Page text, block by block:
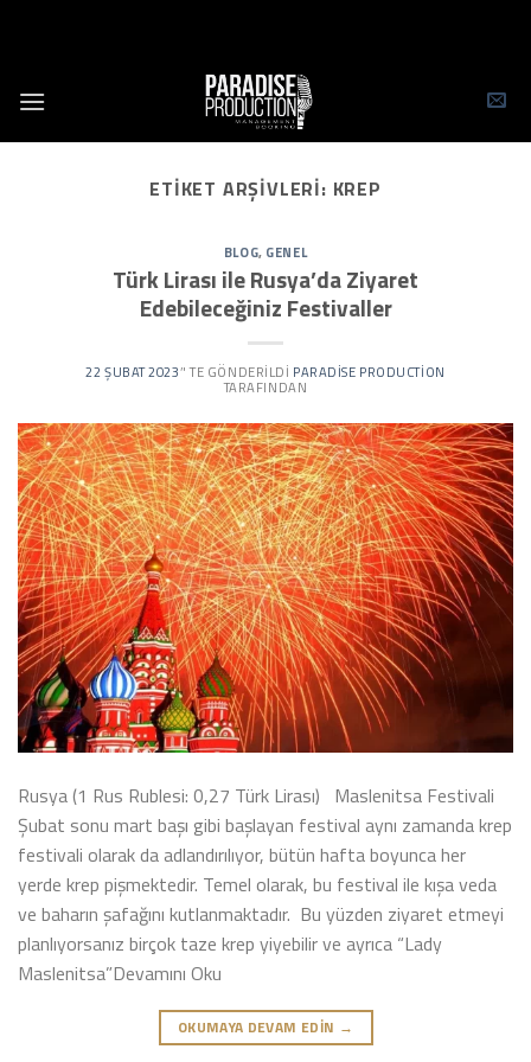
ETIKET ARŞIVLERI: KREP
BLOG, GENEL
Türk Lirası ile Rusya’da Ziyaret
Edebileceğiniz Festivaller
22 ŞUBAT 2023’' TE GÖNDERILDI PARADISE PRODUCTION
TARAFINDAN
Rusya (1 Rus Rublesi: 0,27 Türk Lirası) Maslenitsa Festivali
Şubat sonu mart başı gibi başlayan festival aynı zamanda krep
festivali olarak da adlandırılıyor, bütün hafta boyunca her
yerde krep pişmektedir. Temel olarak, bu festival ile kışa veda
ve baharın şafağını kutlanmaktadır. Bu yüzden ziyaret etmeyi
planlıyorsanız birçok taze krep yiyebilir ve ayrıca “Lady
Maslenitsa”Devamını Oku
OKUMAYA DEVAM EDIN →